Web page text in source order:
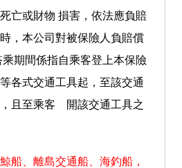
亡或財物 損害，依法應負賠
，本公司對被保險人負賠償
期間係指自乘客登上本保險
各式交通工具起，至該交通
且至乘客離開該交通工具之
船、離島交通船、海釣船，